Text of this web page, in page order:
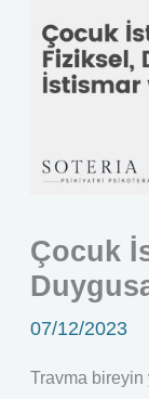
Çocuk
07/12/2023
Travma bireyin